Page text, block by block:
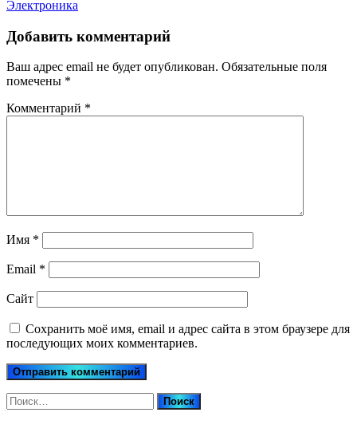
Электроника
Добавить комментарий
Ваш адрес email не будет опубликован. Обязательные поля
помечены *
Комментарий *
Имя *
Email *
Сайт
Сохранить моё имя, email и адрес сайта в этом браузере для
последующих моих комментариев.
Найти: